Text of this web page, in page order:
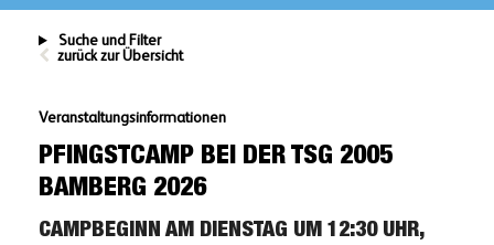
Suche und Filter
zurück zur Übersicht
Veranstaltungsinformationen
PFINGSTCAMP BEI DER TSG 2005
BAMBERG 2026
CAMPBEGINN AM DIENSTAG UM 12:30 UHR,